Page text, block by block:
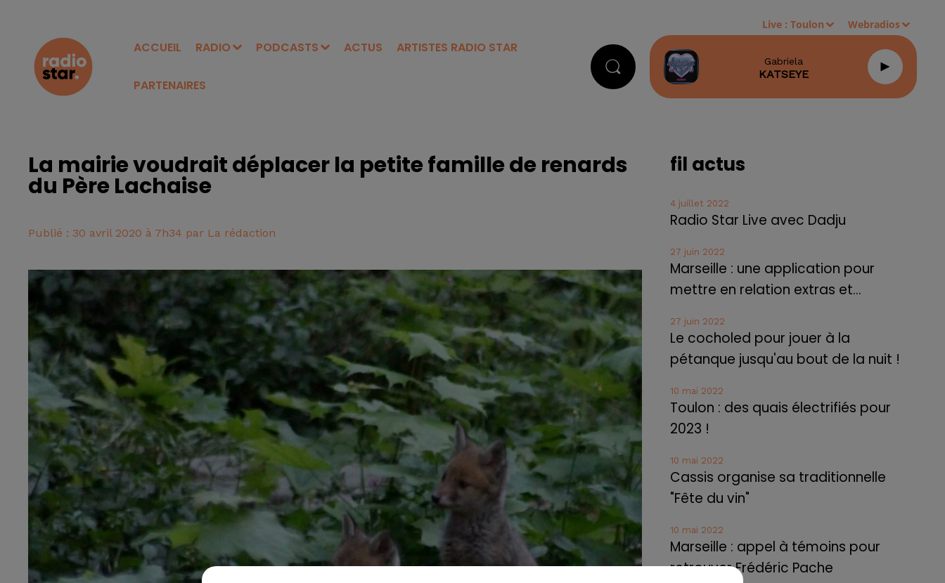
ACCUEIL RADIO PODCASTS ACTUS ARTISTES RADIO STAR
PARTENAIRES
Live :Toulon Webradios
Gabriela
KATSEYE
La mairie voudrait déplacer la petite famille de renards
du Père Lachaise
Publié : 30 avril 2020 à 7h34 par La rédaction
fil actus
4 juillet 2022
Radio Star Live avec Dadju
27 juin 2022
Marseille : une application pour
mettre en relation extras et...
27 juin 2022
Le cocholed pour jouer à la
pétanque jusqu'au bout de la nuit !
10 mai 2022
Toulon : des quais électrifiés pour
2023 !
10 mai 2022
Cassis organise sa traditionnelle
"Fête du vin"
10 mai 2022
Marseille : appel à témoins pour
retrouver Frédéric Pache